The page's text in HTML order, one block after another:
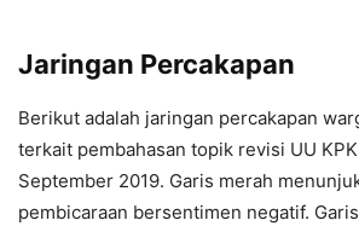
Jaringan Percakapan
Berikut adalah jaringan percakapan
terkait pembahasan topik revisi UU
September 2019. Garis merah
pembicaraan bersentimen negatif.